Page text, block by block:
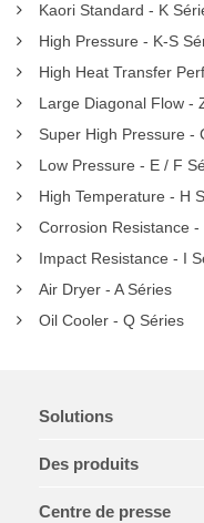
Kaori Standard - K
High Pressure - K-S
High Heat Transfer
Large Diagonal Flow -
Super High Pressure -
Low Pressure - E / F
High Temperature - H
Corrosion Resistance -
Impact Resistance - I
Air Dryer - A Séries
Oil Cooler - Q Séries
Solutions
Des produits
Centre de presse